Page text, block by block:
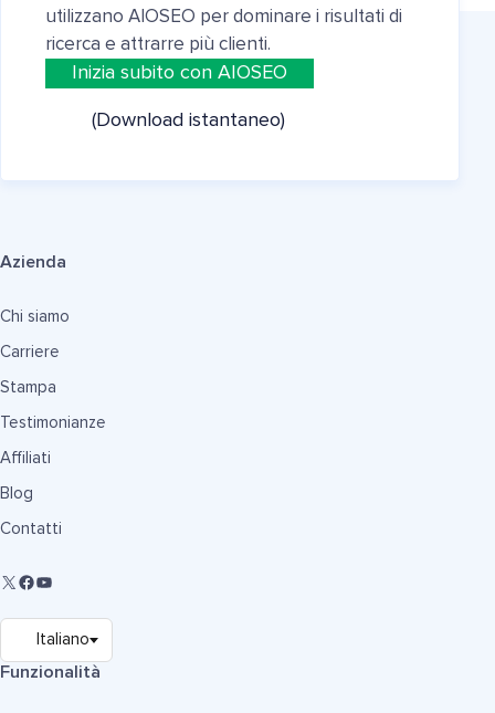
utilizzano AIOSEO per dominare i risultati di
ricerca e attrarre più clienti.
Inizia subito con AIOSEO
(Download istantaneo)
Azienda
Chi siamo
Carriere
Stampa
Testimonianze
Affiliati
Blog
Contatti
Funzionalità